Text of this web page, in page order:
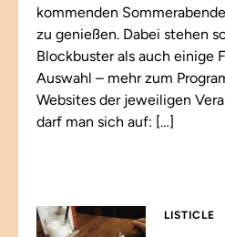
kommenden
zu genießen. Dabei stehen
Blockbuster als auch einige
Auswahl – mehr zum
Websites der jeweiligen
darf man sich auf: […]
LISTICLE